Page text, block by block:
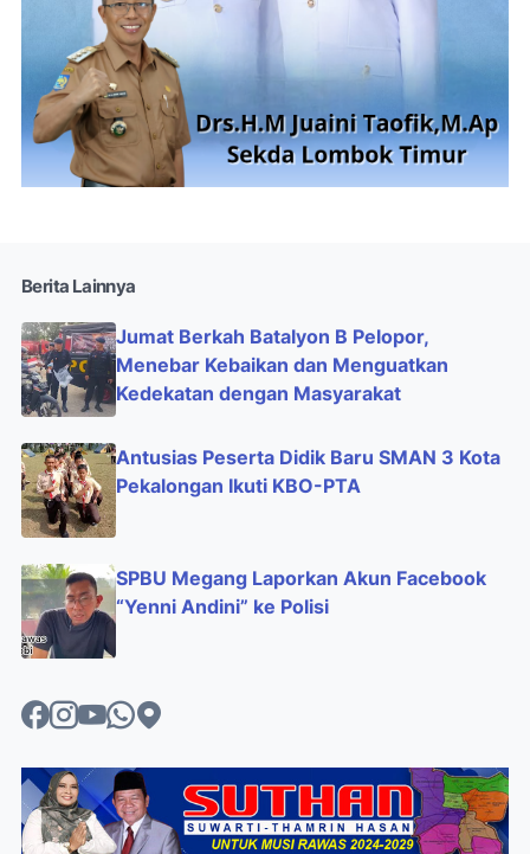
Berita Lainnya
Jumat Berkah Batalyon B Pelopor,
Menebar Kebaikan dan Menguatkan
Kedekatan dengan Masyarakat
Antusias Peserta Didik Baru SMAN 3 Kota
Pekalongan Ikuti KBO-PTA
SPBU Megang Laporkan Akun Facebook
“Yenni Andini” ke Polisi